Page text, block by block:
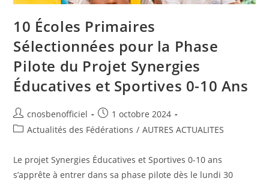
10 Écoles Primaires
Sélectionnées pour la Phase
Pilote du Projet Synergies
Éducatives et Sportives 0-10 Ans
cnosbenofficiel
1 octobre 2024
Actualités des Fédérations / AUTRES ACTUALITES
Le projet Synergies Éducatives et Sportives 0-10 ans
s’apprête à entrer dans sa phase pilote dès le lundi 30